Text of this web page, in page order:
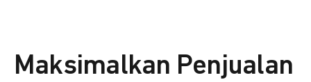
Maksimalkan Penjualan